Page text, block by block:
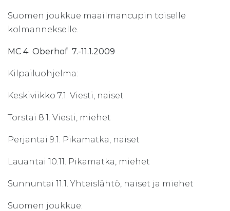
Suomen joukkue maailmancupin toiselle
kolmannekselle.
MC 4 Oberhof 7.-11.1.2009
Kilpailuohjelma:
Keskiviikko 7.1. Viesti, naiset
Torstai 8.1. Viesti, miehet
Perjantai 9.1. Pikamatka, naiset
Lauantai 10.11. Pikamatka, miehet
Sunnuntai 11.1. Yhteislähtö, naiset ja miehet
Suomen joukkue: